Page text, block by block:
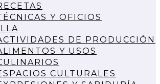
Y OFICIOS
DE PRODUCCIÓN
Y USOS
CULTURALES